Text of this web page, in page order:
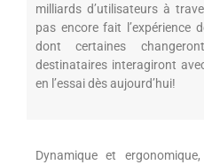
milliards d’utilisateurs à
pas encore fait l’expérience
dont certaines
destinataires interagiront
en l’essai dès aujourd’hui!
Dynamique et